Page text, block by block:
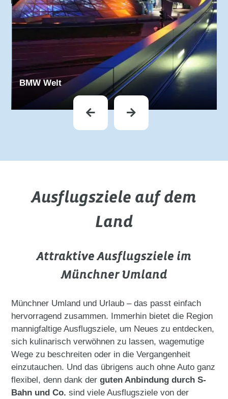
BMW Welt
Ausflugsziele auf dem
Land
Attraktive Ausflugsziele im
Münchner Umland
Münchner Umland und Urlaub – das passt einfach
hervorragend zusammen. Immerhin bietet die Region
mannigfaltige Ausflugsziele, um Neues zu entdecken,
sich kulinarisch verwöhnen zu lassen, wagemutige
Wege zu beschreiten oder in die Vergangenheit
einzutauchen. Und das übrigens auch ohne Auto ganz
flexibel, denn dank derguten Anbindung durch S-
Bahn und Co. sind viele Ausflugsziele von der